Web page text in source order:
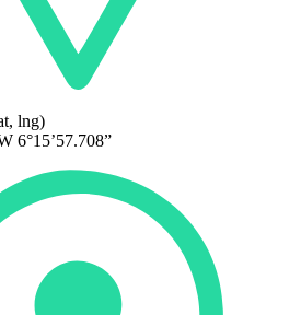
lng)
6°15’57.708”